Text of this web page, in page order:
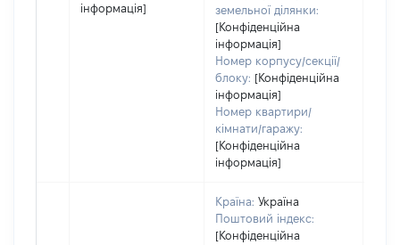
інформація]
земельної ділянки:
[Конфіденційна
інформація]
Номер корпусу/секції/
блоку: [Конфіденційна
інформація]
Номер квартири/
кімнати/гаражу:
[Конфіденційна
інформація]
Країна: Україна
Поштовий індекс:
[Конфіденційна